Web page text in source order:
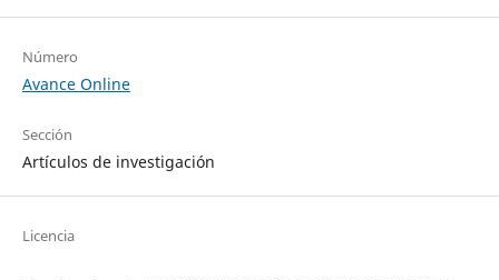
Número
Avance Online
Sección
Artículos de investigación
Licencia